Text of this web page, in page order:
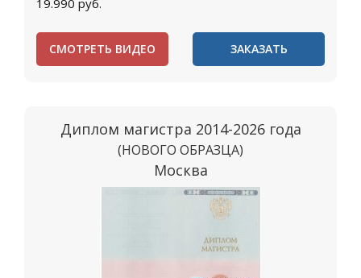
19.990 руб.
СМОТРЕТЬ ВИДЕО ЗАКАЗАТЬ
Диплом магистра 2014-2026 года
(НОВОГО ОБРАЗЦА)
Москва